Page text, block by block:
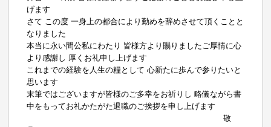
げます
さて この度 一身上の都合により勤めを辞めさせて頂くことと
なりました
本当に永い間公私にわたり 皆様方より賜りましたご厚情に心
より感謝し 厚くお礼申し上げます
これまでの経験を人生の糧として 心新たに歩んで参りたいと
思います
末筆ではございますが皆様のご多幸をお祈りし 略儀ながら書
中をもってお礼かたがた退職のご挨拶を申し上げます
敬